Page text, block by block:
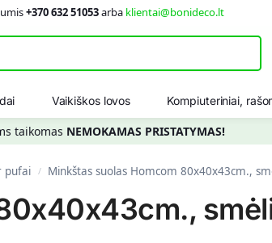
+370 632 51053arba klientai@bonideco.lt
Vaikiškos lovos Kompiuteriniai,
taikomas NEMOKAMAS PRISTATYMAS!
pufai / Minkštas suolas Homcom 80x40x43cm.,